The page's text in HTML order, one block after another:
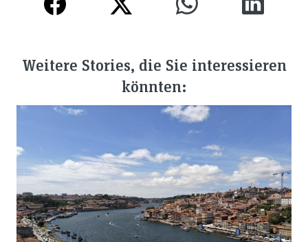
Weitere Stories, die Sie interessieren
könnten: